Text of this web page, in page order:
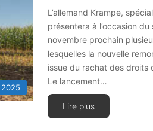
2025
L’allemand Krampe,
présentera à l’occasion
novembre prochain
lesquelles la nouvelle
issue du rachat des droits
Le lancement…
Lire plus